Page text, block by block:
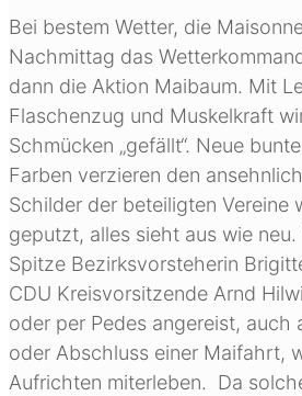
Bei bestem Wetter, die
Nachmittag das
dann die Aktion Maibaum. Mit
Flaschenzug und Muskelkraft
Schmücken „gefällt“. Neue
Farben verzieren den
Schilder der beteiligten Vereine
geputzt, alles sieht aus wie
Spitze Bezirksvorsteherin
CDU Kreisvorsitzende Arnd
oder per Pedes angereist, auch
oder Abschluss einer Maifahrt,
Aufrichten miterleben. Da